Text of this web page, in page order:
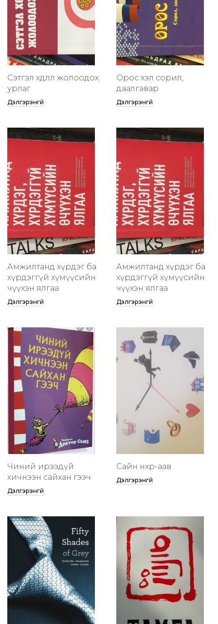
Сэтгэл хөдлөлөө жолоодох
урлаг
Дэлгэрэнгүй
Орос хэл сорил,
даалгавар
Дэлгэрэнгүй
Амжилтанд хүрдэг ба
хүрдэггүй хүмүүсийн
өчүүхэн ялгаа
Дэлгэрэнгүй
Амжилтанд хүрдэг ба
хүрдэггүй хүмүүсийн
өчүүхэн ялгаа
Дэлгэрэнгүй
Чиний ирээдүй
хичнээн сайхан гээч
Дэлгэрэнгүй
Сайн нөхөр-аав
Дэлгэрэнгүй